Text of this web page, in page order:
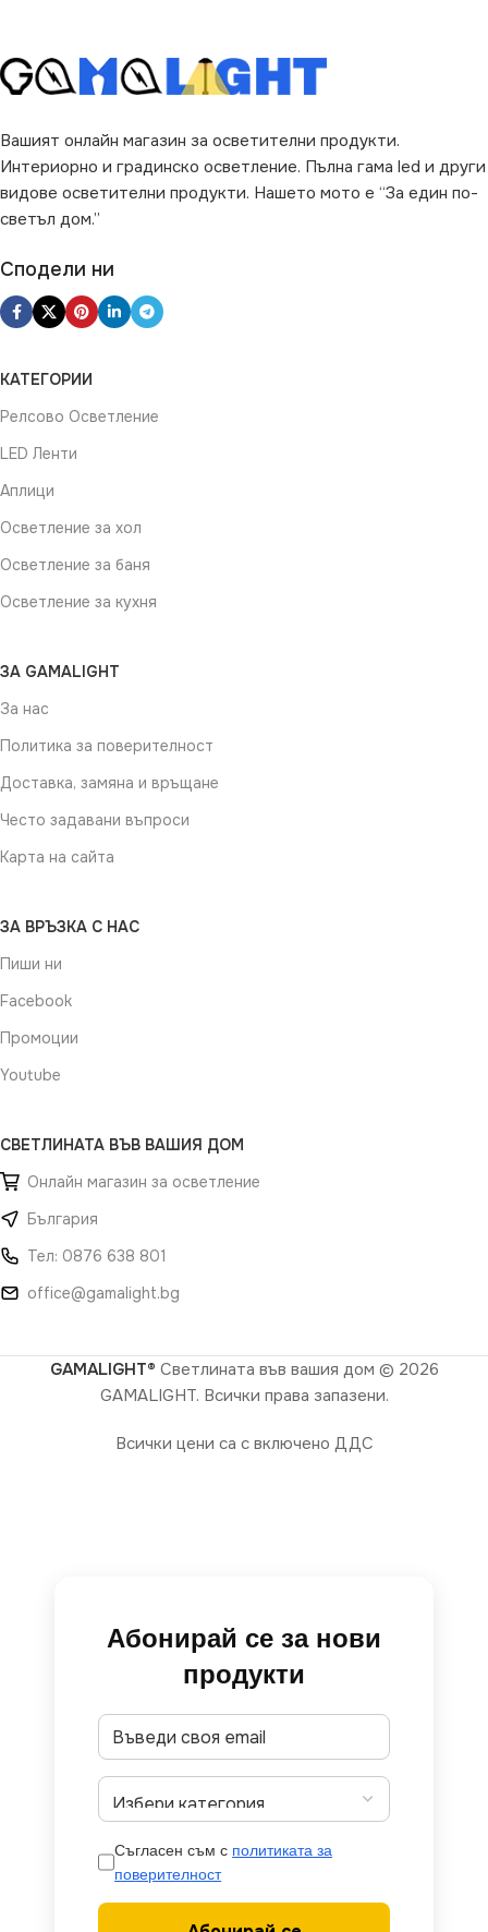
Вашият онлайн магазин за осветителни продукти.
Интериорно и градинско осветление. Пълна гама led и други
видове осветителни продукти. Нашето мото е “За един по-
светъл дом.”
Сподели ни
КАТЕГОРИИ
Релсово Осветление
LED Ленти
Аплици
Осветление за хол
Осветление за баня
Осветление за кухня
ЗА GAMALIGHT
За нас
Политика за поверителност
Доставка, замяна и връщане
Често задавани въпроси
Карта на сайта
ЗА ВРЪЗКА С НАС
Пиши ни
Facebook
Промоции
Youtube
СВЕТЛИНАТА ВЪВ ВАШИЯ ДОМ
Онлайн магазин за осветление
България
Тел: 0876 638 801
office@gamalight.bg
GAMALIGHT® Светлината във вашия дом © 2026
GAMALIGHT. Всички права запазени.
Всички цени са с включено ДДС
Абонирай се за нови
продукти
Съгласен съм с политиката за
поверителност